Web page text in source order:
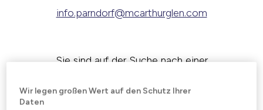
info.parndorf@mcarthurglen.com
Sie sind auf der Suche nach einer
nächsten Bankomat?
Wir legen großen Wert auf den Schutz Ihrer
Daten